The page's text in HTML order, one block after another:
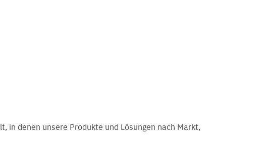
in denen unsere Produkte und Lösungen nach Markt,